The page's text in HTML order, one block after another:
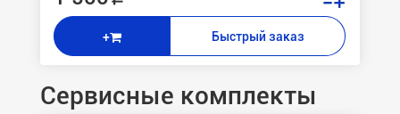
+ Быстрый заказ
Сервисные комплекты